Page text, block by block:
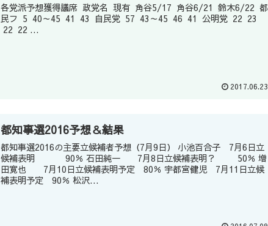
各党派予想獲得議席 政党名 現有 角谷5/17 角谷6/21 鈴木6/22 都
民フ 5 40～45 41 43 自民党 57 43～45 46 41 公明党 22 23
22 22 ...
2017.06.23
都知事選2016予想＆結果
都知事選2016の主要立候補者予想（7月9日） 小池百合子 7月6日立
候補表明 90％ 石田純一 7月8日立候補表明？ 50％ 増
田寛也 7月10日立候補表明予定 80％ 宇都宮健児 7月11日立候
補表明予定 90％ 松沢...